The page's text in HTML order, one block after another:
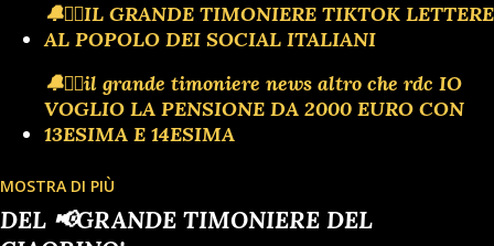
🔔🏴‍☠️IL GRANDE TIMONIERE TIKTOK LETTERE
AL POPOLO DEI SOCIAL ITALIANI
🔔🏴‍☠️il grande timoniere news altro che rdc IO
VOGLIO LA PENSIONE DA 2000 EURO CON
13ESIMA E 14ESIMA
🔔🗣️ULTIM'ORA TIK TOK IL MEGLIO DI
ANTONIO BARBUTO PRESIDENTE DEL
MOSTRA DI PIÙ
DEL 📢GRANDE TIMONIERE DEL